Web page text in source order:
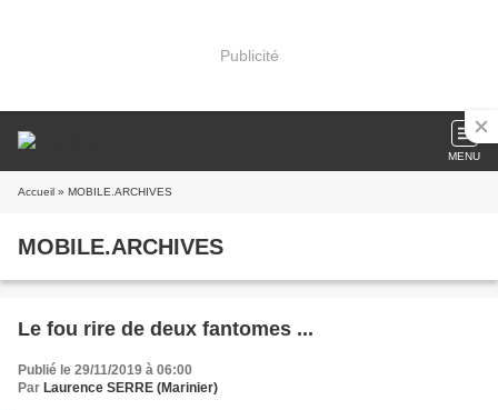
Publicité
MENU
Accueil » MOBILE.ARCHIVES
MOBILE.ARCHIVES
Le fou rire de deux fantomes ...
Publié le 29/11/2019 à 06:00
Par Laurence SERRE (Marinier)